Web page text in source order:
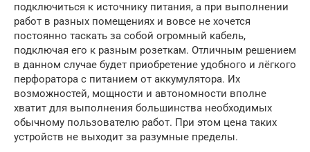
подключиться к источнику питания, а при выполнении
работ в разных помещениях и вовсе не хочется
постоянно таскать за собой огромный кабель,
подключая его к разным розеткам. Отличным решением
в данном случае будет приобретение удобного и лёгкого
перфоратора с питанием от аккумулятора. Их
возможностей, мощности и автономности вполне
хватит для выполнения большинства необходимых
обычному пользователю работ. При этом цена таких
устройств не выходит за разумные пределы.